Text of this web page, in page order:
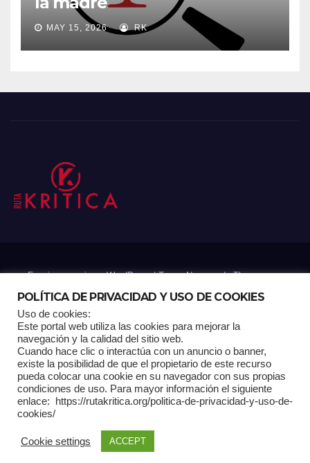
MAY 15, 2026 RK
Funciona gracias a WordPress|Tema: Newsup deThemeansar
Home Análisis Carrito RK Contactos Documental Gracias !
Multimedia Página de ejemplo Pagina Principal Pago
POLÍTICA DE PRIVACIDAD Y USO DE COOKIES
Uso de cookies:
Este portal web utiliza las cookies para mejorar la
navegación y la calidad del sitio web.
Cuando hace clic o interactúa con un anuncio o banner,
existe la posibilidad de que el propietario de este recurso
pueda colocar una cookie en su navegador con sus propias
condiciones de uso. Para mayor información el siguiente
enlace: https://rutakritica.org/politica-de-privacidad-y-uso-de-
cookies/
Cookie settings ACCEPT